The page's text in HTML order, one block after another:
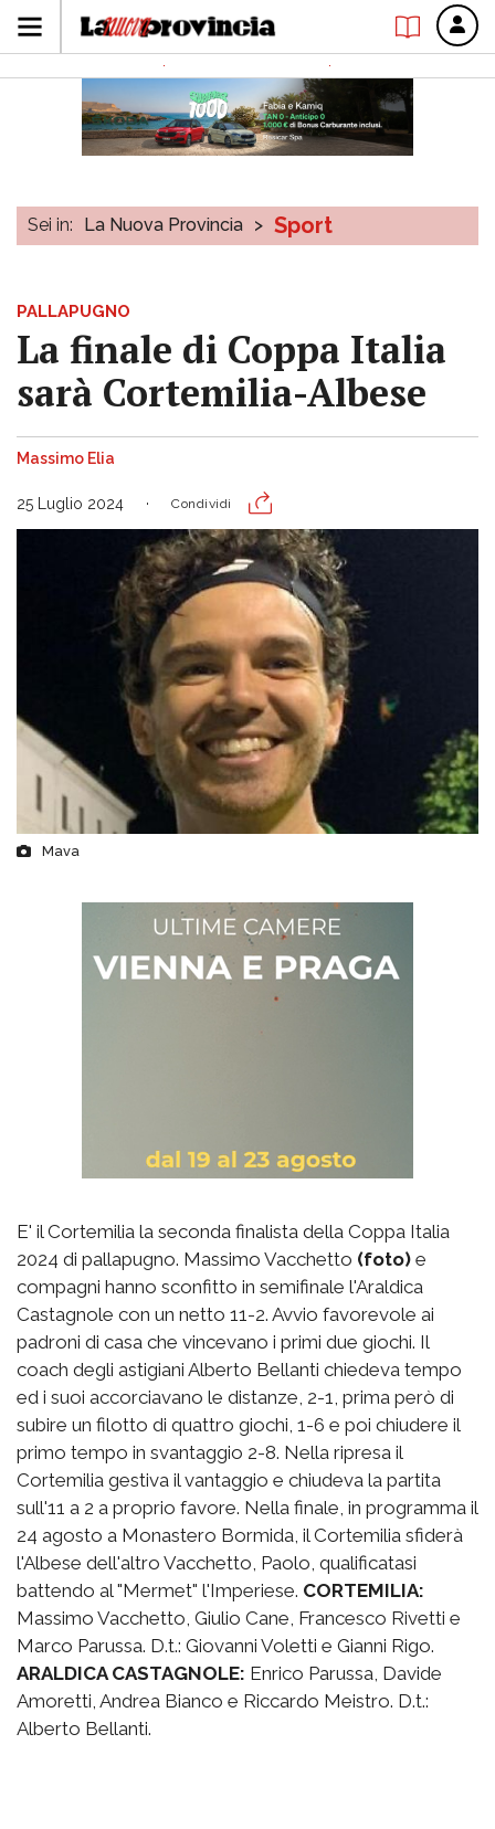
Sei in: La Nuova Provincia > Sport
PALLAPUGNO
La finale di Coppa Italia
sarà Cortemilia-Albese
Massimo Elia
25 Luglio 2024 Condividi
Mava
E' il Cortemilia la seconda finalista della Coppa Italia
2024 di pallapugno. Massimo Vacchetto (foto) e
compagni hanno sconfitto in semifinale l'Araldica
Castagnole con un netto 11-2. Avvio favorevole ai
padroni di casa che vincevano i primi due giochi. Il
coach degli astigiani Alberto Bellanti chiedeva tempo
ed i suoi accorciavano le distanze, 2-1, prima però di
subire un filotto di quattro giochi, 1-6 e poi chiudere il
primo tempo in svantaggio 2-8. Nella ripresa il
Cortemilia gestiva il vantaggio e chiudeva la partita
sull'11 a 2 a proprio favore. Nella finale, in programma il
24 agosto a Monastero Bormida, il Cortemilia sfiderà
l'Albese dell'altro Vacchetto, Paolo, qualificatasi
battendo al "Mermet" l'Imperiese. CORTEMILIA:
Massimo Vacchetto, Giulio Cane, Francesco Rivetti e
Marco Parussa. D.t.: Giovanni Voletti e Gianni Rigo.
ARALDICA CASTAGNOLE: Enrico Parussa, Davide
Amoretti, Andrea Bianco e Riccardo Meistro. D.t.:
Alberto Bellanti.